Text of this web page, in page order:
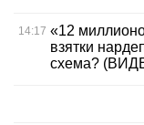
14:17 «12
взятки
схема?